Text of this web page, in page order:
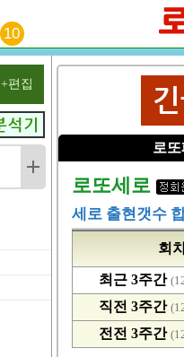
10
+편집
로
로또세로
세로 출현갯수
회
최근 3주간
직전 3주간
전전 3주간